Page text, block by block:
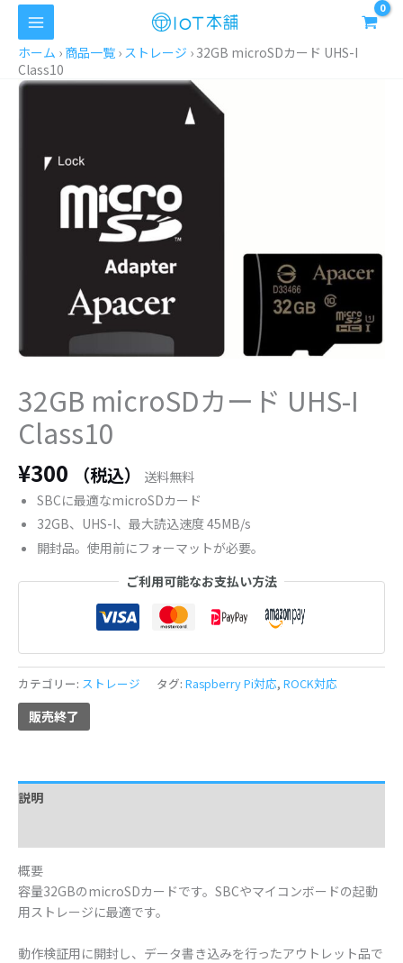
ホーム › 商品一覧 › ストレージ › 32GB microSDカード UHS-I
Class10
32GB microSDカード UHS-I
Class10
¥300 （税込）
送料無料
SBCに最適なmicroSDカード
32GB、UHS-I、最大読込速度 45MB/s
開封品。使用前にフォーマットが必要。
ご利用可能なお支払い方法
カテゴリー: ストレージ タグ: Raspberry Pi対応, ROCK対応
販売終了
説明
概要
容量32GBのmicroSDカードです。SBCやマイコンボードの起動
用ストレージに最適です。
動作検証用に開封し、データ書き込みを行ったアウトレット品で